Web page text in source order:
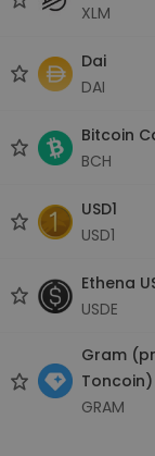
XLM
Dai
DAI
Bitcoin
BCH
USD1
USD1
Ethena
USDE
Gram
Toncoin)
GRAM